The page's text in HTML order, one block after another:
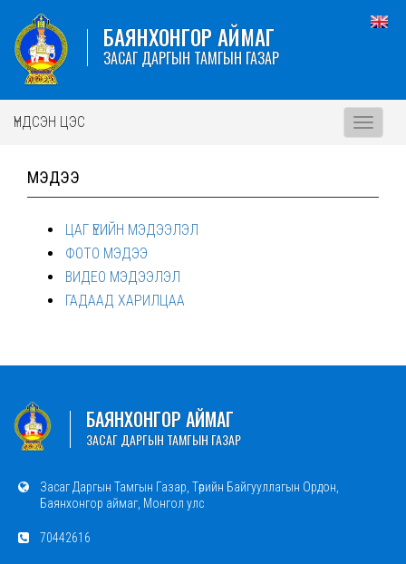
БАЯНХОНГОР АЙМАГ
ЗАСАГ ДАРГЫН ТАМГЫН ГАЗАР
ҮНДСЭН ЦЭС
Toggle
МЭДЭЭ
ЦАГ ҮЕИЙН МЭДЭЭЛЭЛ
ФОТО МЭДЭЭ
ВИДЕО МЭДЭЭЛЭЛ
ГАДААД ХАРИЛЦАА
БАЯНХОНГОР АЙМАГ
ЗАСАГ ДАРГЫН ТАМГЫН ГАЗАР
Засаг Даргын Тамгын Газар, Төрийн Байгууллагын Ордон,
Баянхонгор аймаг, Монгол улс
70442616